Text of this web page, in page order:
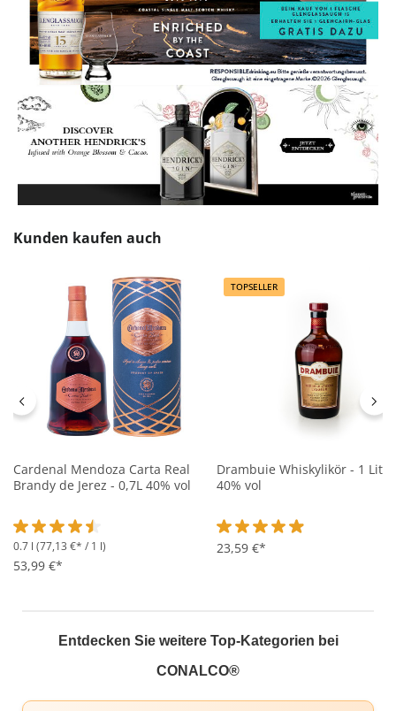
Produktgalerie überspringen
Kunden kaufen auch
Cardenal Mendoza Carta Real
Brandy de Jerez - 0,7L 40% vol
Durchschnittliche Bewertung von 4.5 von 5 Sternen
0.7 l (77,13 €* / 1 l)
53,99 €*
TOPSELLER
Drambuie Whiskylikör - 1 Liter
40% vol
Durchschnittliche
23,59 €*
Entdecken Sie weitere Top-Kategorien bei
CONALCO®